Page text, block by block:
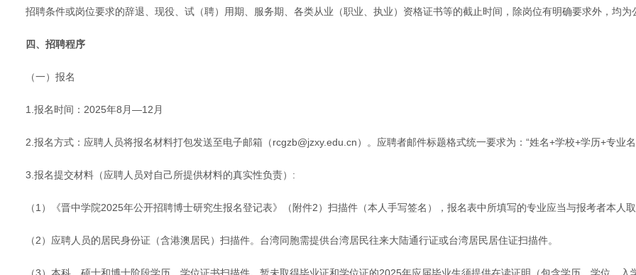
招聘条件或岗位要求的辞退、现役、试（聘）用期、服务期、各类从业（职业、执业）资格证书等的截止时间，除岗位有明确要求外，均为
四、招聘程序
（一）报名
1.报名时间：2025年8月—12月
2.报名方式：应聘人员将报名材料打包发送至电子邮箱（rcgzb@jzxy.edu.cn）。应聘者邮件标题格式统一要求为：“姓名+学校+学历+专业名
3.报名提交材料（应聘人员对自己所提供材料的真实性负责）:
（1）《晋中学院2025年公开招聘博士研究生报名登记表》（附件2）扫描件（本人手写签名），报名表中所填写的专业应当与报考者本人
（2）应聘人员的居民身份证（含港澳居民）扫描件。台湾同胞需提供台湾居民往来大陆通行证或台湾居民居住证扫描件。